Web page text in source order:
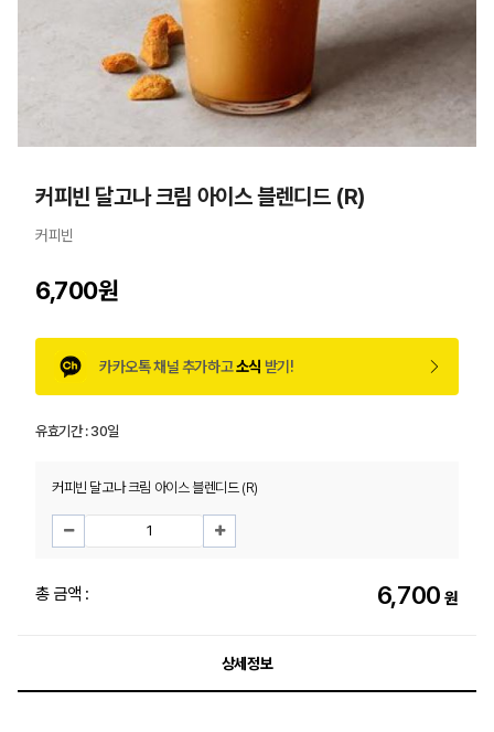
커피빈 달고나 크림 아이스 블렌디드 (R)
커피빈
6,700원
카카오톡 채널 추가하고소식 받기!
유효기간 :30일
커피빈 달고나 크림 아이스 블렌디드 (R)
총 금액 : 6,700 원
상세정보